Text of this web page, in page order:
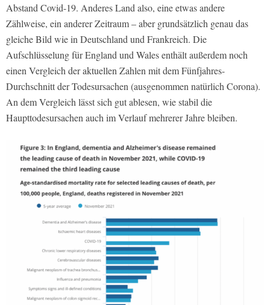
Abstand Covid-19. Anderes Land also, eine etwas andere
Zählweise, ein anderer Zeitraum – aber grundsätzlich genau das
gleiche Bild wie in Deutschland und Frankreich. Die
Aufschlüsselung für England und Wales enthält außerdem noch
einen Vergleich der aktuellen Zahlen mit dem Fünfjahres-
Durchschnitt der Todesursachen (ausgenommen natürlich Corona).
An dem Vergleich lässt sich gut ablesen, wie stabil die
Haupttodesursachen auch im Verlauf mehrerer Jahre bleiben.